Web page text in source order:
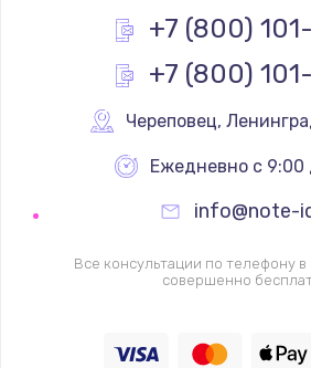
+7 (800)
+7 (800)
Череповец,
Ежедневно с 9:00
info@note-
Все консультации по телефону
совершенно